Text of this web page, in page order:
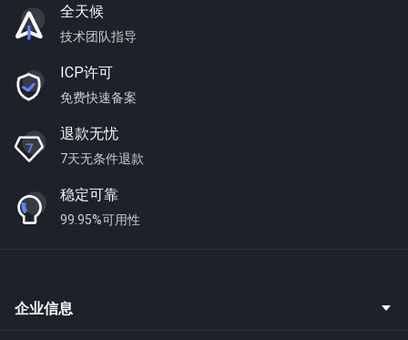
全天候
技术团队指导
ICP许可
免费快速备案
退款无忧
7天无条件退款
稳定可靠
99.95%可用性
企业信息